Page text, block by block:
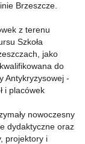
Brzeszcze.
z terenu
Szkoła
jako
do
Antykryzysowej -
i placówek
nowoczesny
dydaktyczne oraz
projektory i